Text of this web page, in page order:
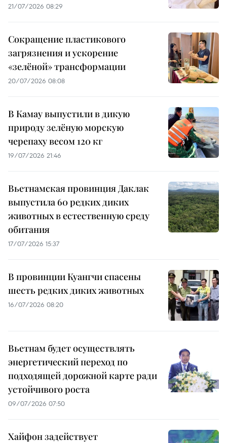
21/07/2026 08:29
Сокращение пластикового
загрязнения и ускорение
«зелёной» трансформации
20/07/2026 08:08
В Камау выпустили в дикую
природу зелёную морскую
черепаху весом 120 кг
19/07/2026 21:46
Вьетнамская провинция Даклак
выпустила 60 редких диких
животных в естественную среду
обитания
17/07/2026 15:37
В провинции Куангчи спасены
шесть редких диких животных
16/07/2026 08:20
Вьетнам будет осуществлять
энергетический переход по
подходящей дорожной карте ради
устойчивого роста
09/07/2026 07:50
Хайфон задействует